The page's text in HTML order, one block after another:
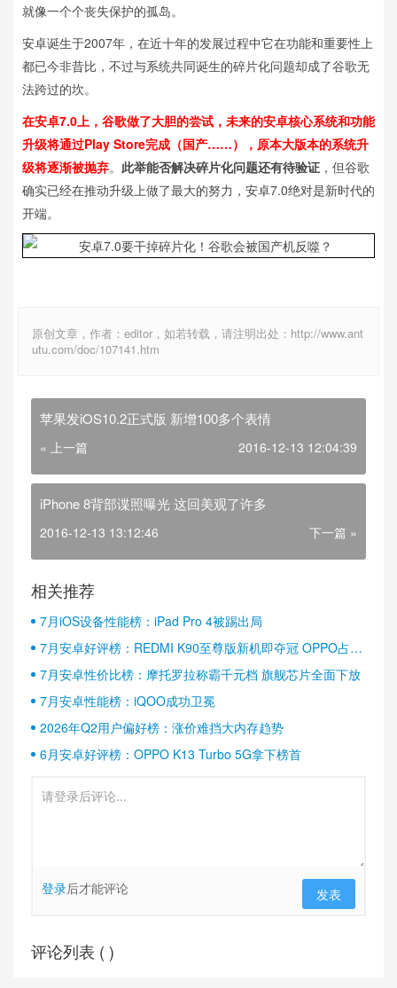
就像一个个丧失保护的孤岛。
安卓诞生于2007年，在近十年的发展过程中它在功能和重要性上
都已今非昔比，不过与系统共同诞生的碎片化问题却成了谷歌无
法跨过的坎。
在安卓7.0上，谷歌做了大胆的尝试，未来的安卓核心系统和功能
升级将通过Play Store完成（国产……），原本大版本的系统升
级将逐渐被抛弃。 此举能否解决碎片化问题还有待验证 ，但谷歌
确实已经在推动升级上做了最大的努力，安卓7.0绝对是新时代的
开端。
原创文章，作者：editor，如若转载，请注明出处：http://www.ant
utu.com/doc/107141.htm
苹果发iOS10.2正式版 新增100多个表情
« 上一篇 2016-12-13 12:04:39
iPhone 8背部谍照曝光 这回美观了许多
2016-12-13 13:12:46 下一篇 »
相关推荐
7月iOS设备性能榜：iPad Pro 4被踢出局
7月安卓好评榜：REDMI K90至尊版新机即夺冠 OPPO占据
半壁江山
7月安卓性价比榜：摩托罗拉称霸千元档 旗舰芯片全面下放
7月安卓性能榜：iQOO成功卫冕
2026年Q2用户偏好榜：涨价难挡大内存趋势
6月安卓好评榜：OPPO K13 Turbo 5G拿下榜首
登录后才能评论 发表
评论列表 ( )